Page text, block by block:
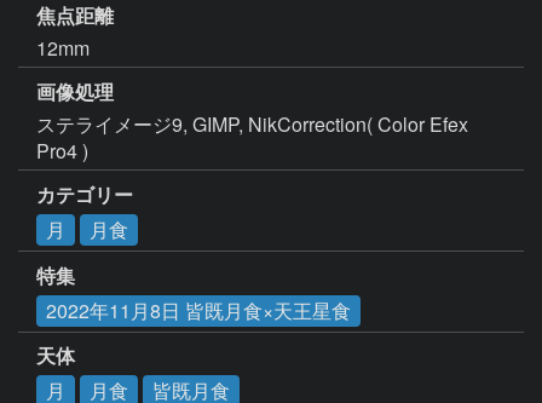
焦点距離
12mm
画像処理
ステライメージ9, GIMP, NikCorrection( Color Efex
Pro4 )
カテゴリー
月
月食
特集
2022年11月8日 皆既月食×天王星食
天体
月
月食 皆既月食